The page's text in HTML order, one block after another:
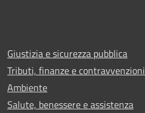
Giustizia e sicurezza pubblica
Tributi, finanze e contravvenzioni
Ambiente
Salute, benessere e assistenza